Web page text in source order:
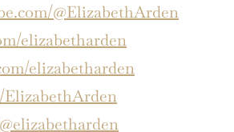
@ElizabethArden
elizabetharden
elizabetharden